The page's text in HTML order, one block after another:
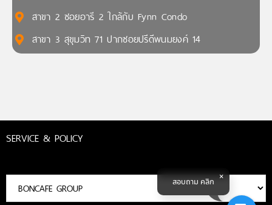
สาขา 2 ซอยอารี 2 ใกล้กับ Fynn Condo
สาขา 3 สุขุมวิท 71 ปากซอยปรีดีพนมยงค์ 14
SERVICE & POLICY
สอบถาม คลิก